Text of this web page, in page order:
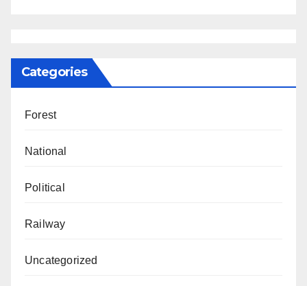
Categories
Forest
National
Political
Railway
Uncategorized